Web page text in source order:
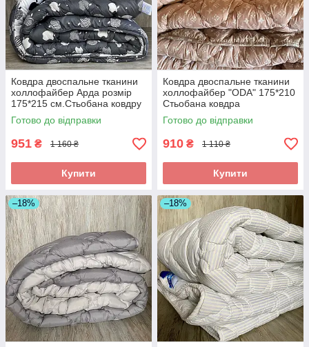
Ковдра двоспальне тканини
холлофайбер Арда розмір
175*215 см.Стьобана ковдру
теплоео
Готово до відправки
951 ₴ 1 160 ₴
Купити
Ковдра двоспальне тканини
холлофайбер "ODA" 175*210
Стьобана ковдра
Готово до відправки
910 ₴ 1 110 ₴
Купити
–18% –18%